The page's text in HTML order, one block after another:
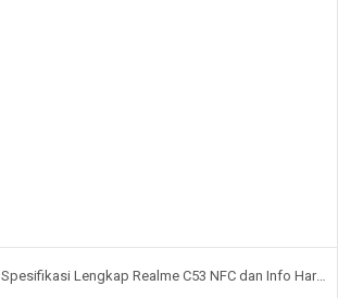
Spesifikasi Lengkap Realme C53 NFC dan Info Harga Terbaru